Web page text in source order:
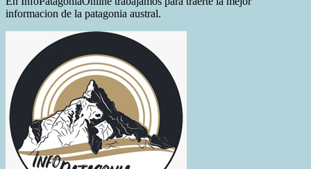
actual
continuar
con
plan
de
obras,
independientemente
del
proceso
informacion de la patagonia austral.